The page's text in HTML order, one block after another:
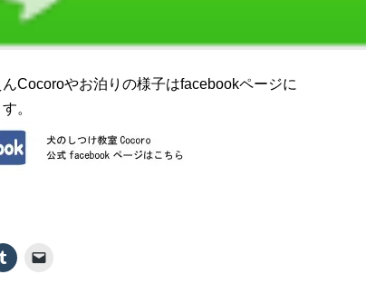
Cocoroやお泊りの様子はfacebookページに
。